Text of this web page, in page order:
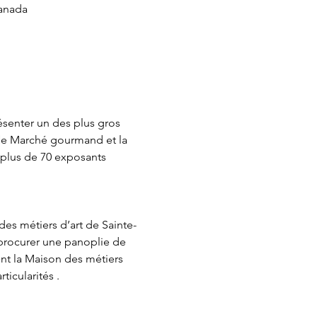
un des plus gros
Marché gourmand et la
de 70 exposants
métiers d’art de Sainte-
une panoplie de
la Maison des métiers
.